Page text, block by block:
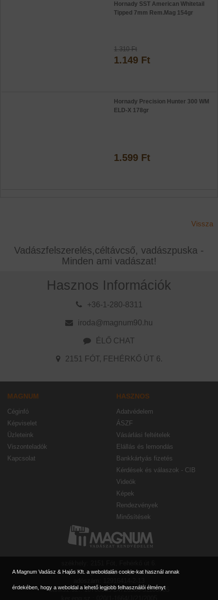
Hornady SST American Whitetail
Tipped 7mm Rem.Mag 154gr
1.310 Ft
1.149 Ft
Hornady Precision Hunter 300 WM
ELD-X 178gr
1.599 Ft
Vissza
Vadászfelszerelés,céltávcső, vadászpuska -
Minden ami vadászat!
Hasznos Információk
+36-1-280-8311
iroda@magnum90.hu
ÉLŐ CHAT
2151 FÓT, FEHÉRKŐ ÚT 6.
MAGNUM
Céginfó
Képviselet
Üzleteink
Viszonteladók
Kapcsolat
HASZNOS
Adatvédelem
ÁSZF
Vásárlási feltételek
Elállás és lemondás
Bankkártyás fizetés
Kérdések és válaszok - CIB
Videók
Képek
Rendezvények
Minősítések
e-mail: magnumbp@magnum90.hu
banksz.sz.: 10700323-24728308-51100005
A Magnum Vadász & Hajós Kft. a weboldalán cookie-kat használ annak
érdekében, hogy a weboldal a lehető legjobb felhasználói élményt